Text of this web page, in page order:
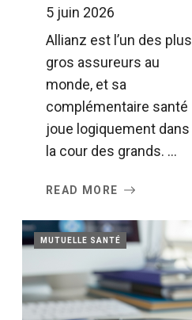
5 juin 2026
Allianz est l’un des plus
gros assureurs au
monde, et sa
complémentaire santé
joue logiquement dans
la cour des grands. ...
READ MORE
MUTUELLE SANTÉ